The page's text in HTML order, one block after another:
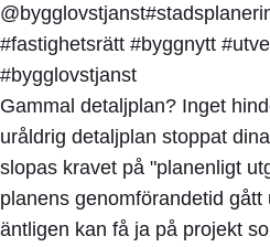
Gammal detaljplan? Inget
uråldrig detaljplan stoppat
slopas kravet på "planenligt
planens genomförandetid
äntligen kan få ja på projekt